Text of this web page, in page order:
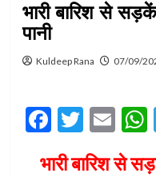
भारी बारिश से
पानी
Kuldeep Rana 07/09/
Facebook
भारी बारिश से